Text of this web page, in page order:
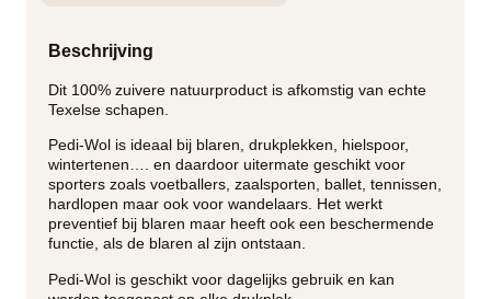
Beschrijving
Dit 100% zuivere natuurproduct is afkomstig van echte
Texelse schapen.
Pedi-Wol is ideaal bij blaren, drukplekken, hielspoor,
wintertenen…. en daardoor uitermate geschikt voor
sporters zoals voetballers, zaalsporten, ballet, tennissen,
hardlopen maar ook voor wandelaars. Het werkt
preventief bij blaren maar heeft ook een beschermende
functie, als de blaren al zijn ontstaan.
Pedi-Wol is geschikt voor dagelijks gebruik en kan